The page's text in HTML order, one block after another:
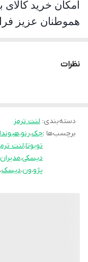
امکان خرید کالای
هموطنان عزیز
نوآوری
تولید شده موفق
کاربران شده
آن قابل قبول
عنوان سوت نمی
نظرات
دسته‌بندی: لنت ترمز
برچسب‌ها :جک،رنو،هیوندا
تویوتا،لنت
دیسکی،
پژو،ون،دیسک،